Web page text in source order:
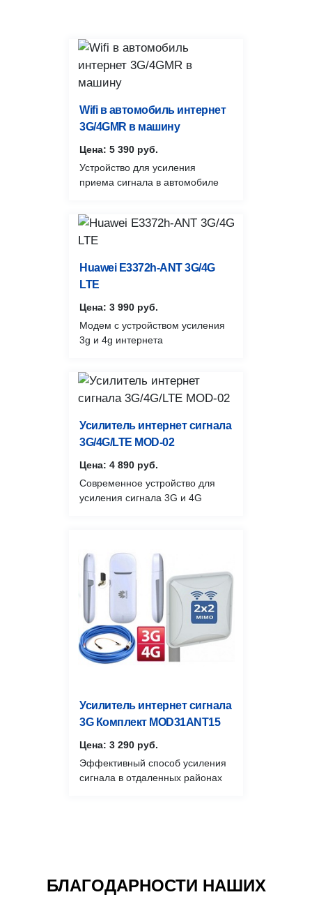
Wifi в автомобиль интернет
3G/4GMR в машину
Цена: 5 390 руб.
Устройство для усиления
приема сигнала в автомобиле
Huawei E3372h-ANT 3G/4G
LTE
Цена: 3 990 руб.
Модем с устройством усиления
3g и 4g интернета
Усилитель интернет сигнала
3G/4G/LTE MOD-02
Цена: 4 890 руб.
Современное устройство для
усиления сигнала 3G и 4G
Усилитель интернет сигнала
3G Комплект MOD31ANT15
Цена: 3 290 руб.
Эффективный способ усиления
сигнала в отдаленных районах
БЛАГОДАРНОСТИ НАШИХ